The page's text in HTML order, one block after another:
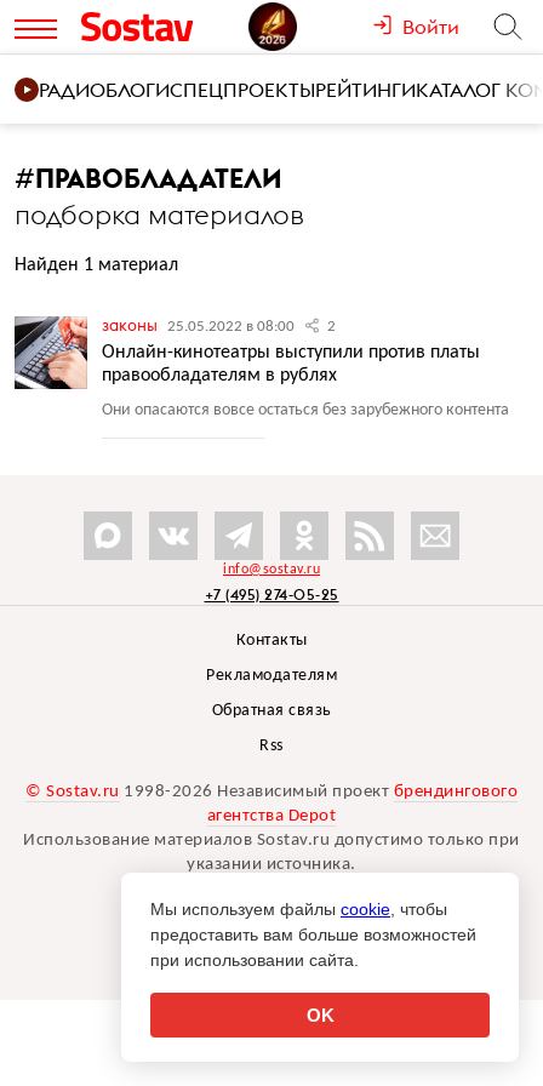
Войти
РАДИОБЛОГИСПЕЦПРОЕКТЫРЕЙТИНГИКАТАЛОГ
#ПРАВОБЛАДАТЕЛИ
подборка материалов
Найден 1 материал
законы 25.05.2022 в 08:00 2
Онлайн-кинотеатры выступили против платы
правообладателям в рублях
Они опасаются вовсе остаться без зарубежного контента
info@sostav.ru
+7 (495) 274-05-25
Контакты
Рекламодателям
Обратная связь
Rss
© Sostav.ru 1998-2026 Независимый проект брендингового
агентства Depot
Использование материалов Sostav.ru допустимо только при
указании источника.
18+
Мы используем файлы cookie , чтобы
предоставить вам больше возможностей
при использовании сайта.
OK